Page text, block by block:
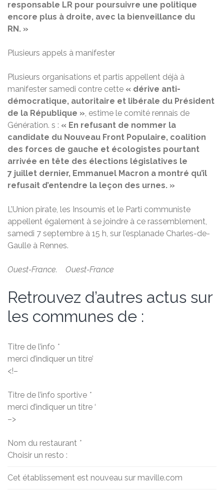
responsable LR pour poursuivre une politique
encore plus à droite, avec la bienveillance du
RN. »
Plusieurs appels à manifester
Plusieurs organisations et partis appellent déjà à
manifester samedi contre cette « dérive anti-
démocratique, autoritaire et libérale du Président
de la République », estime le comité rennais de
Génération. s : « En refusant de nommer la
candidate du Nouveau Front Populaire, coalition
des forces de gauche et écologistes pourtant
arrivée en tête des élections législatives le
7 juillet dernier, Emmanuel Macron a montré qu’il
refusait d’entendre la leçon des urnes. »
L’Union pirate, les Insoumis et le Parti communiste
appellent également à se joindre à ce rassemblement,
samedi 7 septembre à 15 h, sur l’esplanade Charles-de-
Gaulle à Rennes.
Ouest-France. Ouest-France
Retrouvez d’autres actus sur
les communes de :
Titre de l’info *
merci d’indiquer un titre’
<!–
Titre de l’info sportive *
merci d’indiquer un titre ‘
–>
Nom du restaurant *
Choisir un resto :
Cet établissement est nouveau sur maville.com